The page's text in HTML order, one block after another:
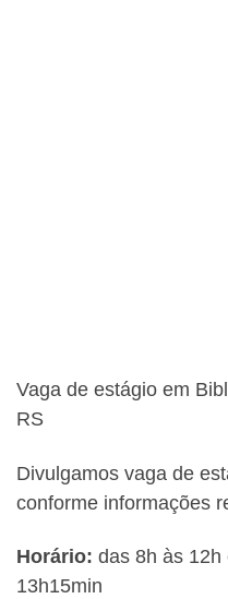
Vaga de estágio em
RS
Divulgamos vaga de
conforme informações
Horário: das 8h às 12h
13h15min